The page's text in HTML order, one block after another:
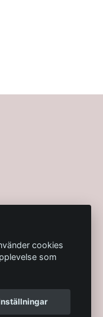
cookies
som